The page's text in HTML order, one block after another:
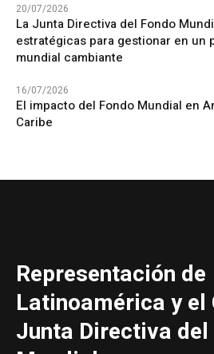
20/07/2026
La Junta Directiva del Fondo
estratégicas para gestionar en un
mundial cambiante
16/07/2026
El impacto del Fondo Mundial en
Caribe
Representación de
Latinoamérica y el
Junta Directiva del